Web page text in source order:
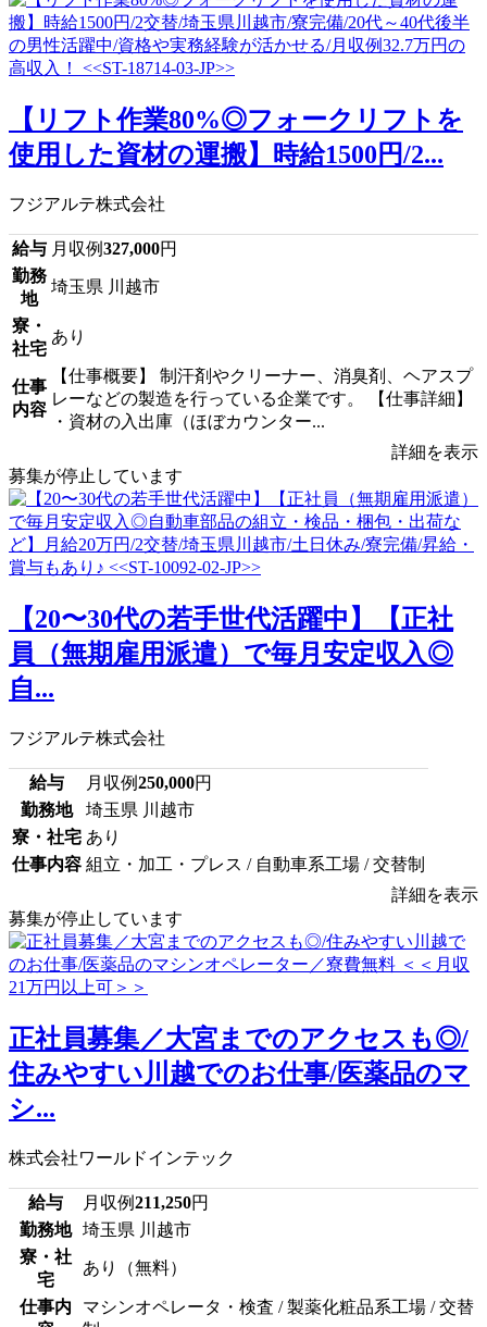
【リフト作業80%◎フォークリフトを
使用した資材の運搬】時給1500円/2...
フジアルテ株式会社
給与 月収例327,000円
勤務
地
埼玉県 川越市
寮・
社宅
あり
仕事
内容
【仕事概要】 制汗剤やクリーナー、消臭剤、ヘアスプ
レーなどの製造を行っている企業です。 【仕事詳細】
・資材の入出庫（ほぼカウンター...
詳細を表示
募集が停止しています
【20〜30代の若手世代活躍中】【正社
員（無期雇用派遣）で毎月安定収入◎
自...
フジアルテ株式会社
給与 月収例250,000円
勤務地
埼玉県 川越市
寮・社宅 あり
仕事内容 組立・加工・プレス / 自動車系工場 / 交替制
詳細を表示
募集が停止しています
正社員募集／大宮までのアクセスも◎/
住みやすい川越でのお仕事/医薬品のマ
シ...
株式会社ワールドインテック
給与 月収例211,250円
勤務地
埼玉県 川越市
寮・社
宅
あり（無料）
仕事内
マシンオペレータ・検査 / 製薬化粧品系工場 / 交替